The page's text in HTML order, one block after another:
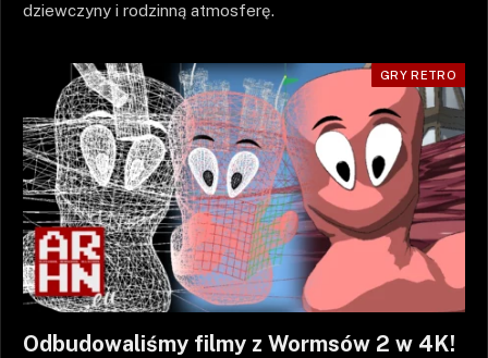
dziewczyny i rodzinną atmosferę.
GRY RETRO
Odbudowaliśmy filmy z Wormsów 2 w 4K!